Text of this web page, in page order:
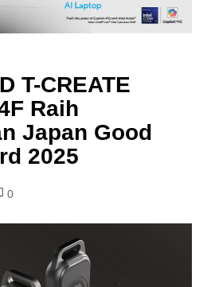
T-CREATE
Raih
Japan Good
2025
0